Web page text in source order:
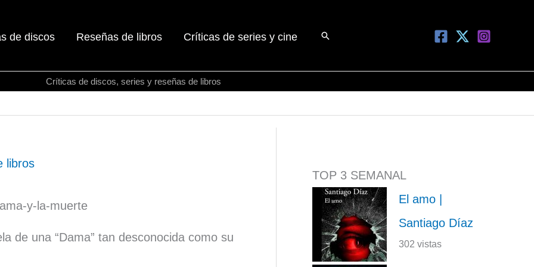
de discos Reseñas de libros Críticas de series y cine Buscar
Críticas de discos, series y reseñas de libros
libros
de una “Dama” tan desconocida como su
TOP 3 SEMANAL
El amo |
Santiago Díaz
302 vistas